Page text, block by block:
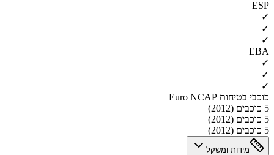
ESP
✓
✓
✓
EBA
✓
✓
✓
כוכבי בטיחות Euro NCAP
5 כוכבים (2012)
5 כוכבים (2012)
5 כוכבים (2012)
מידות ומשקל